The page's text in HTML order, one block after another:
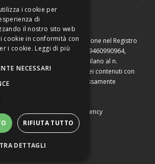
10.000,00 – Numero di iscrizione nel Registro
partita Iva e codice fiscale 09460990964,
Amministrativo di Milano al n.
riproduzione, anche parziale, dei contenuti con
la stampa, se non espressamente
srl | Privacy Policy|Web Agency
i cookie per
di
il nostro sito web
cookie in conformità con
i cookie. Leggi di più
NECESSARI
RIFIUTA TUTTO
DETTAGLI